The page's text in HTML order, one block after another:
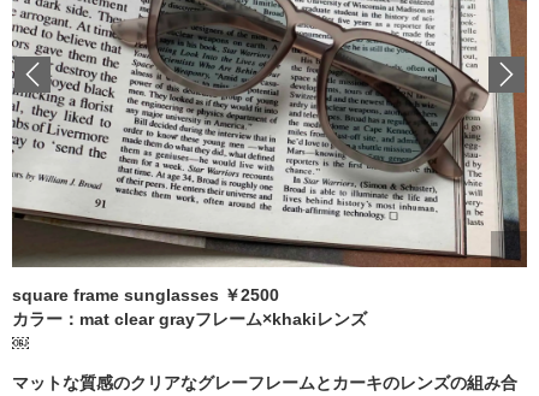
Previous
square frame sunglasses ￥2500
カラー：mat clear grayフレーム×khakiレンズ
￼
マットな質感のクリアなグレーフレームとカーキのレンズの組み合